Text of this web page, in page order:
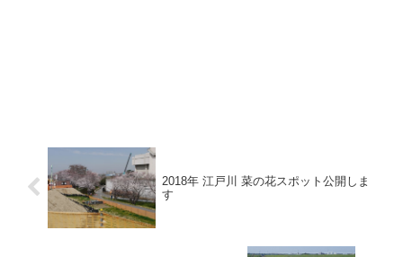
2018年 江戸川 菜の花スポット公開しま
す